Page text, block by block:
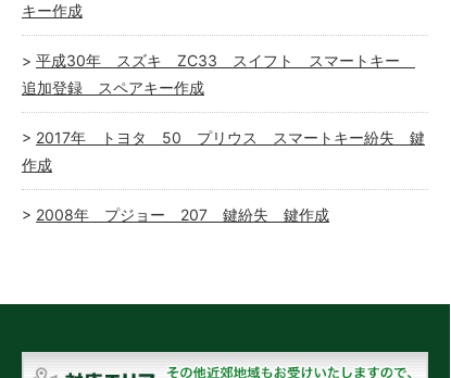
キー作成
平成30年 スズキ ZC33 スイフト スマートキー
追加登録 スペアキー作成
2017年 トヨタ 50 プリウス スマートキー紛失 鍵
作成
2008年 プジョー 207 鍵紛失 鍵作成